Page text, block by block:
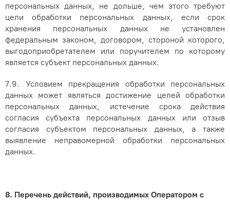
персональных данных, не дольше, чем этого требуют
цели обработки персональных данных, если срок
хранения персональных данных не установлен
федеральным законом, договором, стороной которого,
выгодоприобретателем или поручителем по которому
является субъект персональных данных.
7.9. Условием прекращения обработки персональных
данных может являться достижение целей обработки
персональных данных, истечение срока действия
согласия субъекта персональных данных или отзыв
согласия субъектом персональных данных, а также
выявление неправомерной обработки персональных
данных.
8. Перечень действий, производимых Оператором с